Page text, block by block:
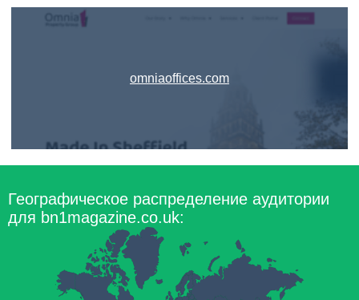
omniaoffices.com
Географическое распределение аудитории
для bn1magazine.co.uk: